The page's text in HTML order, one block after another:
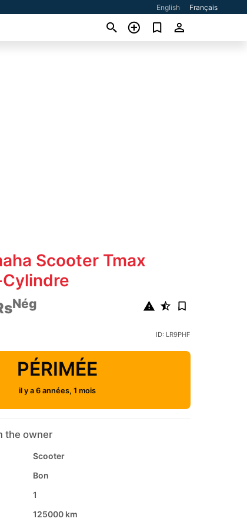
English Français
Scooter Tmax
Nég
ID: LR9PHF
PÉRIMÉE
il y a 6 années, 1 mois
the owner
Scooter
Bon
1
125000 km